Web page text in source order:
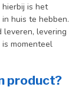
is het
huis te hebben.
levering
momenteel
product?